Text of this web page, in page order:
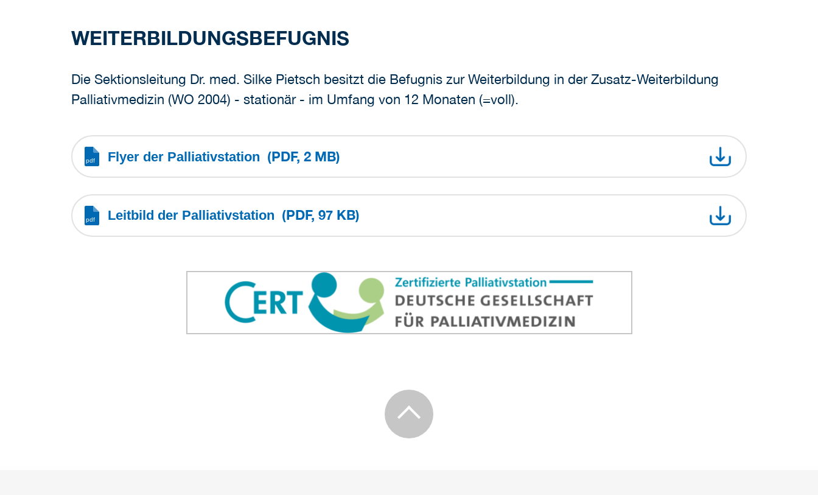
WEITERBILDUNGSBEFUGNIS
Die Sektionsleitung Dr. med. Silke Pietsch besitzt die Befugnis zur Weiterbildung in der Zusatz-Weiterbildung
Palliativmedizin (WO 2004) - stationär - im Umfang von 12 Monaten (=voll).
Flyer der Palliativstation (PDF, 2 MB)
Leitbild der Palliativstation (PDF, 97 KB)